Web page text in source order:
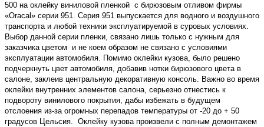
500 на оклейку виниловой пленкой с бирюзовым отливом фирмы
«Oracal» серии 951. Серия 951 выпускается для водного и воздушного
транспорта и любой техники эксплуатируемой в суровых условиях.
Выбор данной серии пленки, связано лишь только с нужным для
заказчика цветом и не коем образом не связано с условиями
эксплуатации автомобиля. Помимо оклейки кузова, было решено
подчеркнуть цвет автомобиля, добавив нотки бирюзового цвета в
салоне, заклеив центральную декоративную консоль. Важно во время
оклейки внутренних элементов салона, серьезно отнестись к
подвороту винилового покрытия, дабы избежать в будущем
отслоения из-за огромных перепадов температуры от -20 до + 50
градусов Цельсия. Оклейку кузова произвели с полным демонтажем